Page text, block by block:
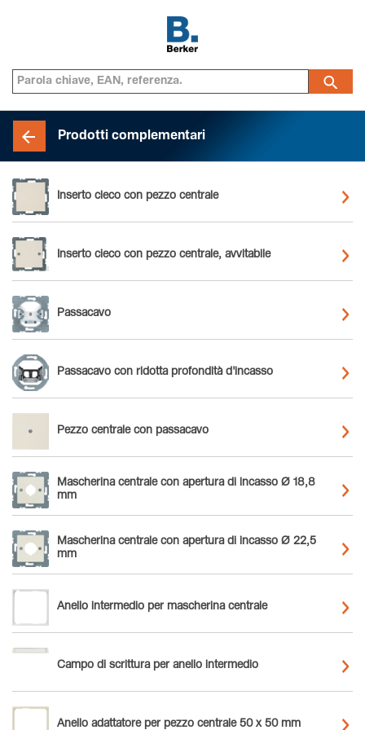
Prodotti complementari
Inserto cieco con pezzo centrale
Inserto cieco con pezzo centrale, avvitabile
Passacavo
Passacavo con ridotta profondità d'incasso
Pezzo centrale con passacavo
Mascherina centrale con apertura di incasso Ø 18,8
mm
Mascherina centrale con apertura di incasso Ø 22,5
mm
Anello intermedio per mascherina centrale
Campo di scrittura per anello intermedio
Anello adattatore per pezzo centrale 50 x 50 mm